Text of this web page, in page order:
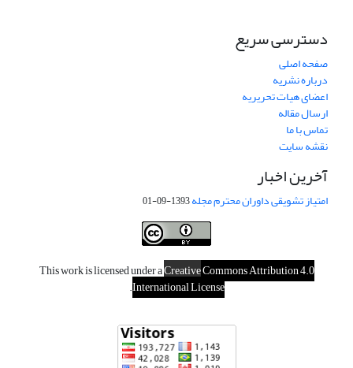
دسترسی سریع
صفحه اصلی
درباره نشریه
اعضای هیات تحریریه
ارسال مقاله
تماس با ما
نقشه سایت
آخرین اخبار
امتیاز تشویقی داوران محترم مجله1393-09-01
This work is licensed under aCreativeCommons Attribution 4.0
International License
.